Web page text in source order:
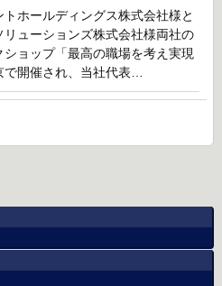
ホールディングス株式会社様と
ューションズ株式会社様両社の
ョップ「最高の職場を考え実現
開催され、当社代表…